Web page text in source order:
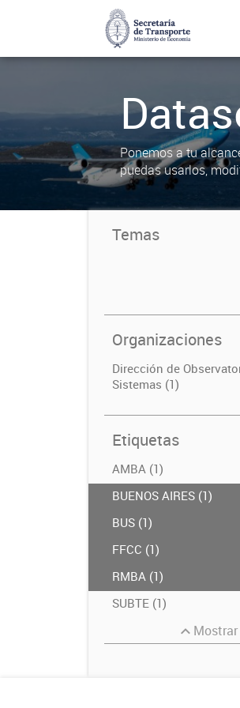
Ponemos a tu
puedas usarlos,
Temas
Organizaciones
Dirección de
Sistemas (1)
Etiquetas
AMBA (1)
BUENOS AIRES (1)
BUS (1)
FFCC (1)
RMBA (1)
SUBTE (1)
Mostrar